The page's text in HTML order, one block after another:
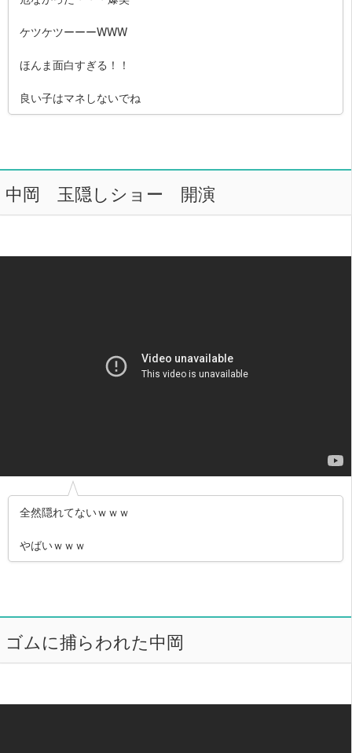
ケツケツーーーWWW
ほんま面白すぎる！！
良い子はマネしないでね
中岡 玉隠しショー 開演
全然隠れてないｗｗｗ
やばいｗｗｗ
ゴムに捕らわれた中岡